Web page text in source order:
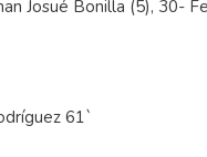
Josué Bonilla (5), 30-
61`